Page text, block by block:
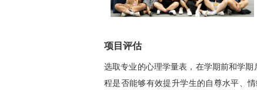
项目评估
选取专业的心理学量表，在学期前和学
程是否能够有效提升学生的自尊水平、